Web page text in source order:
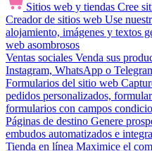
Sitios web y tiendas Cree
Creador de sitios web Use
alojamiento, imágenes y textos
web asombrosos
Ventas sociales Venda sus
Instagram, WhatsApp o
Formularios del sitio web
pedidos personalizados,
formularios con campos
Páginas de destino Genere
embudos automatizados e
Tienda en línea Maximice el